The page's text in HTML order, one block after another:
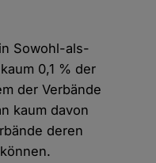
Sowohl-als-
0,1 % der
der Verbände
kaum davon
deren